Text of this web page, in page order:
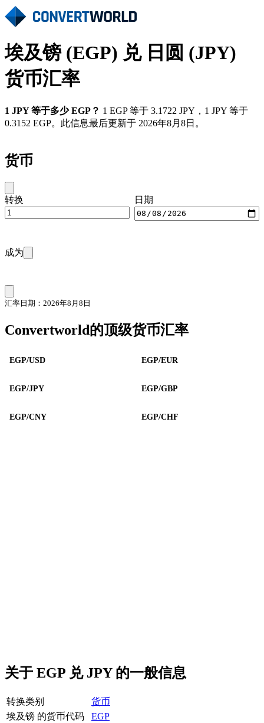
埃及镑 (EGP) 兑 日圆 (JPY)
货币汇率
1 JPY 等于多少 EGP？ 1 EGP 等于 3.1722 JPY，1 JPY 等于
0.3152 EGP。此信息最后更新于 2026年8月8日。
货币
转换 日期
成为
汇率日期：2026年8月8日
Convertworld的顶级货币汇率
EGP/USD EGP/EUR
EGP/JPY EGP/GBP
EGP/CNY EGP/CHF
关于 EGP 兑 JPY 的一般信息
转换类别
货币
埃及镑 的货币代码
EGP